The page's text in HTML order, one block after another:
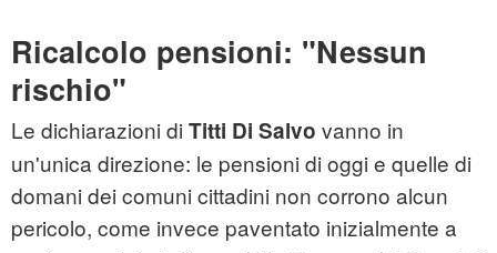
Ricalcolo pensioni: "Nessun
rischio"
Le dichiarazioni di Titti Di Salvo vanno in
un'unica direzione: le pensioni di oggi e quelle di
domani dei comuni cittadini non corrono alcun
pericolo, come invece paventato inizialmente a